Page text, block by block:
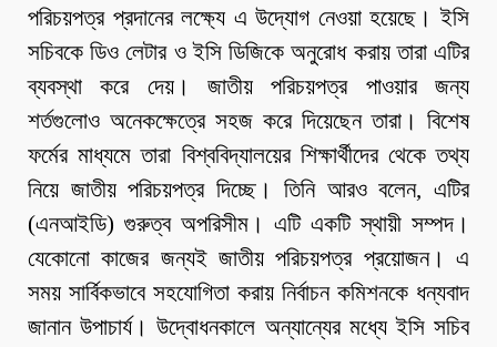
পরিচয়পত্র প্রদানের লক্ষ্যে এ উদ্যোগ নেওয়া হয়েছে। ইসি
সচিবকে ডিও লেটার ও ইসি ডিজিকে অনুরোধ করায় তারা এটির
ব্যবস্থা করে দেয়। জাতীয় পরিচয়পত্র পাওয়ার জন্য
শর্তগুলোও অনেকক্ষেত্রে সহজ করে দিয়েছেন তারা। বিশেষ
ফর্মের মাধ্যমে তারা বিশ্ববিদ্যালয়ের শিক্ষার্থীদের থেকে তথ্য
নিয়ে জাতীয় পরিচয়পত্র দিচ্ছে। তিনি আরও বলেন, এটির
(এনআইডি) গুরুত্ব অপরিসীম। এটি একটি স্থায়ী সম্পদ।
যেকোনো কাজের জন্যই জাতীয় পরিচয়পত্র প্রয়োজন। এ
সময় সার্বিকভাবে সহযোগিতা করায় নির্বাচন কমিশনকে ধন্যবাদ
জানান উপাচার্য। উদ্বোধনকালে অন্যান্যের মধ্যে ইসি সচিব